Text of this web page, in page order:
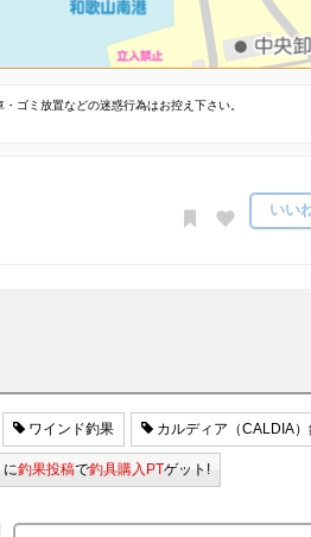
ゴミ放置などの迷惑行為はお控え下さい。
いい
ワインド釣果 カルディア（CALDIA
に釣果投稿で釣具購入PTゲット!